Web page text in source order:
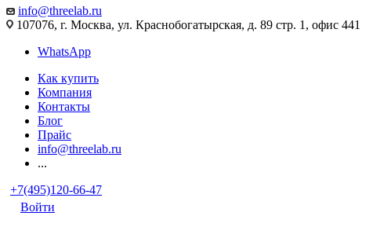
info@threelab.ru
107076, г. Москва, ул. Краснобогатырская, д. 89 стр. 1, офис 441
WhatsApp
Как купить
Компания
Контакты
Блог
Прайс
info@threelab.ru
...
+7(495)120-66-47
Войти